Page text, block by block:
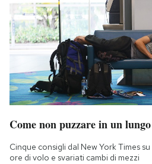
Come non puzzare in un
Cinque consigli dal New York Times
ore di volo e svariati cambi di mezzi